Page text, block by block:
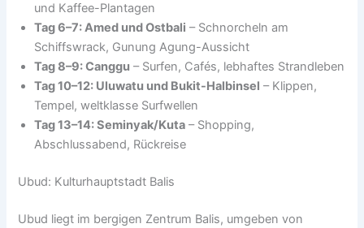
und Kaffee-Plantagen
Tag 6–7: Amed und Ostbali – Schnorcheln am
Schiffswrack, Gunung Agung-Aussicht
Tag 8–9: Canggu – Surfen, Cafés, lebhaftes Strandleben
Tag 10–12: Uluwatu und Bukit-Halbinsel – Klippen,
Tempel, weltklasse Surfwellen
Tag 13–14: Seminyak/Kuta – Shopping,
Abschlussabend, Rückreise
Ubud: Kulturhauptstadt Balis
Ubud liegt im bergigen Zentrum Balis, umgeben von